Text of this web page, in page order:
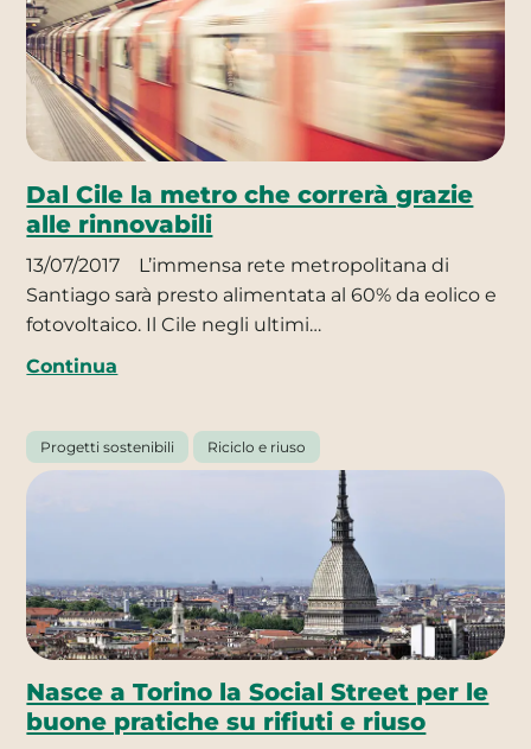
Dal Cile la metro che correrà grazie
alle rinnovabili
13/07/2017
L’immensa rete metropolitana di
Santiago sarà presto alimentata al 60% da eolico e
fotovoltaico. Il Cile negli ultimi…
Continua
Progetti sostenibili Riciclo e riuso
Nasce a Torino la Social Street per le
buone pratiche su rifiuti e riuso